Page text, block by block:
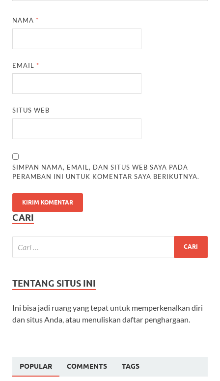
NAMA *
EMAIL *
SITUS WEB
SIMPAN NAMA, EMAIL, DAN SITUS WEB SAYA PADA
PERAMBAN INI UNTUK KOMENTAR SAYA BERIKUTNYA.
CARI
TENTANG SITUS INI
Ini bisa jadi ruang yang tepat untuk memperkenalkan diri
dan situs Anda, atau menuliskan daftar penghargaan.
POPULAR COMMENTS TAGS